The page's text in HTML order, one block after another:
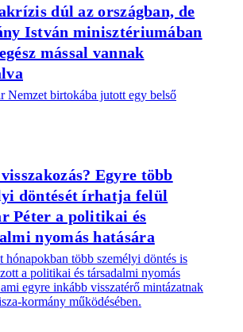
dúl az országban, de
István minisztériumában
mással vannak
Nemzet birtokába jutott egy belső
Egyre több
döntését írhatja felül
Péter a politikai és
nyomás hatására
hónapokban több személyi döntés is
a politikai és társadalmi nyomás
ami egyre inkább visszatérő mintázatnak
kormány működésében.